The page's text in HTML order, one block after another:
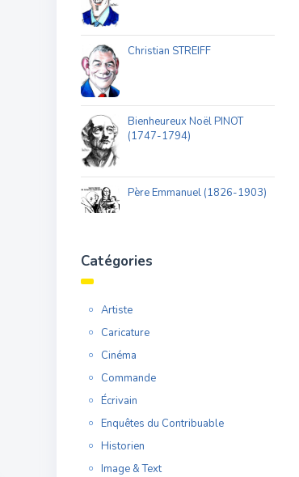
Christian STREIFF
Bienheureux Noël PINOT
(1747-1794)
Père Emmanuel (1826-1903)
Catégories
Artiste
Caricature
Cinéma
Commande
Écrivain
Enquêtes du Contribuable
Historien
Image & Text